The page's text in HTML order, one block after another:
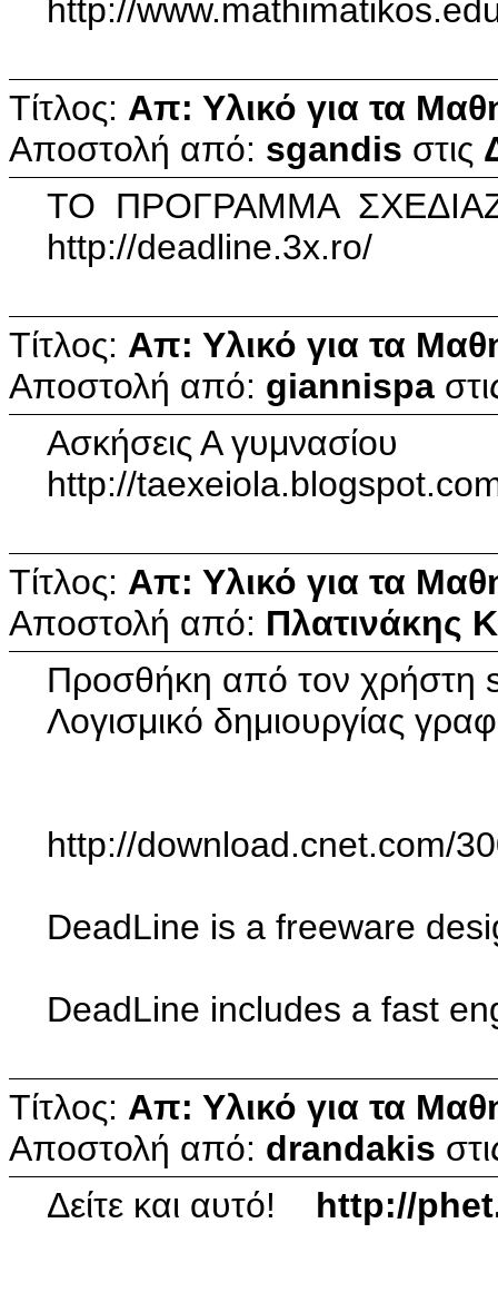
http://
Τίτλος: Απ: Υλικό για τα
Αποστολή από: sgandis στις
ΤΟ ΠΡΟΓΡΑΜΜΑ
http://deadline.3x.ro/
Τίτλος: Απ: Υλικό για τα
Αποστολή από: giannispa
Ασκήσεις Α γυμνασίου
http://
Τίτλος: Απ: Υλικό για τα
Αποστολή από: Πλατινάκης
Προσθήκη από τον χρήστη
Λογισμικό δημιουργίας
http://download.cnet.com/
DeadLine is a freeware
DeadLine includes a fast
Τίτλος: Απ: Υλικό για τα
Αποστολή από: drandakis
Δείτε και αυτό!
http://